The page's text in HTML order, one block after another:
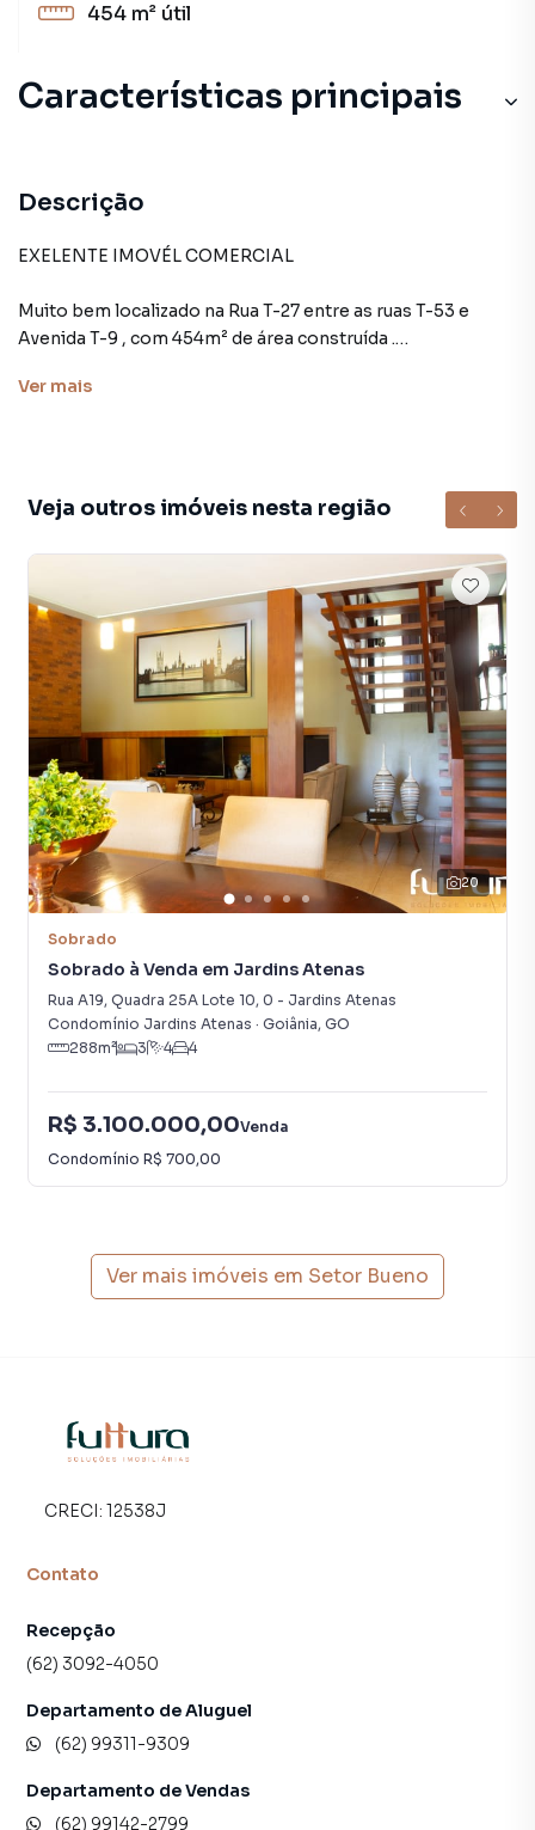
454 m² útil
Características principais
Descrição
EXELENTE IMOVÉL COMERCIAL
Muito bem localizado na Rua T-27 entre as ruas T-53 e
Avenida T-9 , com 454m² de área construída .
Ver mais
Veja outros imóveis nesta região
20
Sobrado
Sobrado à Venda em Jardins Atenas
Rua A19, Quadra 25A Lote 10, 0 - Jardins Atenas
Condomínio Jardins Atenas · Goiânia, GO
288m² 3 4 4
R$ 3.100.000,00Venda
Condomínio R$ 700,00
Ver mais imóveis em Setor Bueno
CRECI: 12538J
Contato
Recepção
(62) 3092-4050
Departamento de Aluguel
(62) 99311-9309
Departamento de Vendas
(62) 99142-2799